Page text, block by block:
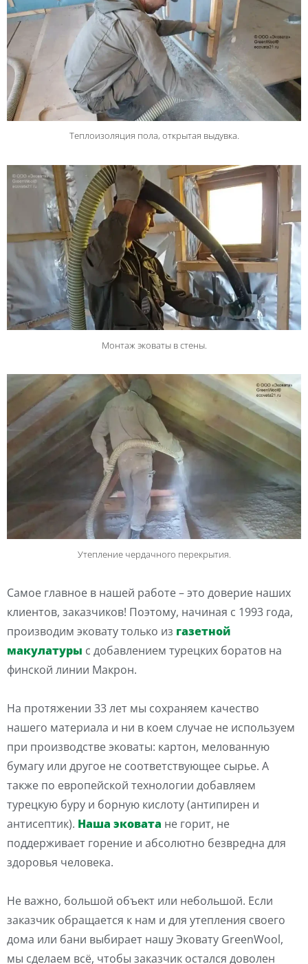
Теплоизоляция пола, открытая выдувка.
Монтаж эковаты в стены.
Утепление чердачного перекрытия.
Самое главное в нашей работе – это доверие наших
клиентов, заказчиков! Поэтому, начиная с 1993 года,
производим эковату только из газетной
макулатуры с добавлением турецких боратов на
финской линии Макрон.
На протяжении 33 лет мы сохраняем качество
нашего материала и ни в коем случае не используем
при производстве эковаты: картон, мелованную
бумагу или другое не соответствующее сырье. А
также по европейской технологии добавляем
турецкую буру и борную кислоту (антипирен и
антисептик). Наша эковата не горит, не
поддерживает горение и абсолютно безвредна для
здоровья человека.
Не важно, большой объект или небольшой. Если
заказчик обращается к нам и для утепления своего
дома или бани выбирает нашу Эковату GreenWool,
мы сделаем всё, чтобы заказчик остался доволен